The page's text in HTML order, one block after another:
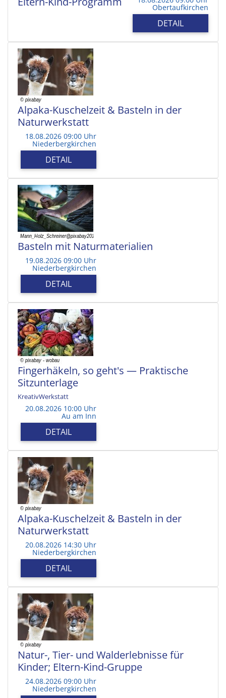
Obertaufkirchen
DETAIL
Alpaka-Kuschelzeit & Basteln in der
Naturwerkstatt
18.08.2026 09:00 Uhr
Niederbergkirchen
DETAIL
Basteln mit Naturmaterialien
19.08.2026 09:00 Uhr
Niederbergkirchen
DETAIL
Fingerhäkeln, so geht's — Praktische
Sitzunterlage
KreativWerkstatt
20.08.2026 10:00 Uhr
Au am Inn
DETAIL
Alpaka-Kuschelzeit & Basteln in der
Naturwerkstatt
20.08.2026 14:30 Uhr
Niederbergkirchen
DETAIL
Natur-, Tier- und Walderlebnisse für
Kinder; Eltern-Kind-Gruppe
24.08.2026 09:00 Uhr
Niederbergkirchen